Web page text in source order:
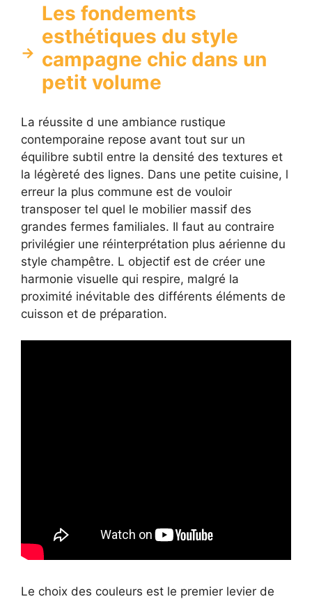
Les fondements
esthétiques du style
campagne chic dans un
petit volume
La réussite d une ambiance rustique
contemporaine repose avant tout sur un
équilibre subtil entre la densité des textures et
la légèreté des lignes. Dans une petite cuisine, l
erreur la plus commune est de vouloir
transposer tel quel le mobilier massif des
grandes fermes familiales. Il faut au contraire
privilégier une réinterprétation plus aérienne du
style champêtre. L objectif est de créer une
harmonie visuelle qui respire, malgré la
proximité inévitable des différents éléments de
cuisson et de préparation.
Le choix des couleurs est le premier levier de